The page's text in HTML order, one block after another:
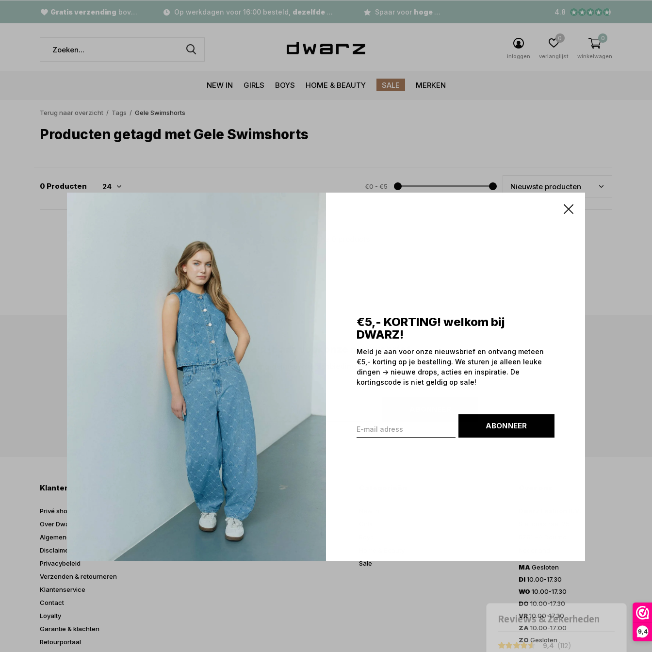
9,4
€5,- KORTING! welkom bij
DWARZ!
Meld je aan voor onze nieuwsbrief en ontvang meteen
€5,- korting op je bestelling. We sturen je alleen leuke
dingen -> nieuwe drops, acties en inspiratie. De
kortingscode is niet geldig op sale!
ABONNEER
NEW IN GIRLS BOYS HOME & BEAUTY SALE MERKEN
inloggen verlanglijst
0
winkelwagen
0
Gratis verzending boven €79,- Op werkdagen voor 16:00 besteld, dezelfde dag verzondenSpaar voor hoge korting 4.8
Terug naar overzicht Tags Gele Swimshorts
Producten getagd met Gele Swimshorts
0 Producten €0 - €5
Meld je aan voor onze nieuwsbrief
Ontvang de nieuwste aanbiedingen en promoties
Klantenservice
Privé shoppen
Over Dwarz
Algemene voorwaarden
Disclaimer
Privacybeleid
Verzenden & retourneren
Klantenservice
Contact
Loyalty
Garantie & klachten
Retourportaal
Mijn account
Registreren
Mijn bestellingen
Mijn tickets
Sale
MA Gesloten
DI10.00-17.30
WO 10.00-17.30
DO 10.00-17.30
VR10.00-17.30
ZA 10.00-17:00
ZO Gesloten